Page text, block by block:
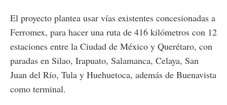
El proyecto plantea usar vías existentes concesionadas a
Ferromex, para hacer una ruta de 416 kilómetros con 12
estaciones entre la Ciudad de México y Querétaro, con
paradas en Silao, Irapuato, Salamanca, Celaya, San
Juan del Río, Tula y Huehuetoca, además de Buenavista
como terminal.